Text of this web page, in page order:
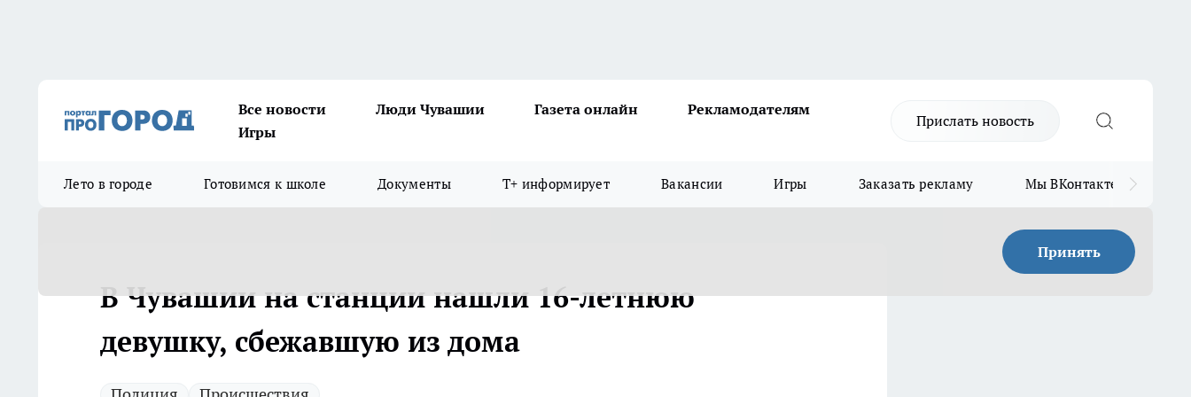
Все новости Люди Чувашии Газета онлайн
Рекламодателям
Игры
Прислать новость
Лето в городе Готовимся к школе Документы Т+ информирует Вакансии Игры Заказать рекламу Мы ВКонтакте
Принять
В Чувашии на станции нашли 16-летнюю
девушку, сбежавшую из дома